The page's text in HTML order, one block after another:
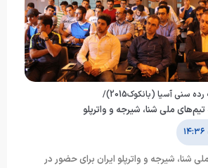
آسیا (بانکوک2015)/
ملی شنا، شیرجه و واترپلو
۱۴:۳۶
شنا، شیرجه و واترپلو ایران برای حضور در